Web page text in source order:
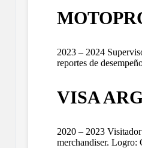
2023 – 2024
reportes de
VISA
2020 – 2023
merchandiser. Logro: